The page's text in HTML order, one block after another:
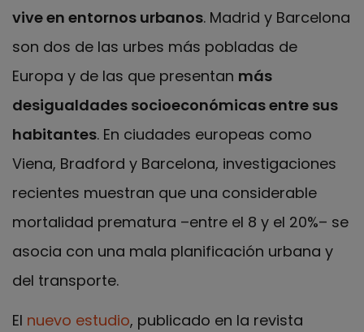
vive en entornos urbanos. Madrid y Barcelona
son dos de las urbes más pobladas de
Europa y de las que presentan más
desigualdades socioeconómicas entre sus
habitantes. En ciudades europeas como
Viena, Bradford y Barcelona, investigaciones
recientes muestran que una considerable
mortalidad prematura ­–entre el 8 y el 20%– se
asocia con una mala planificación urbana y
del transporte.
El nuevo estudio, publicado en la revista